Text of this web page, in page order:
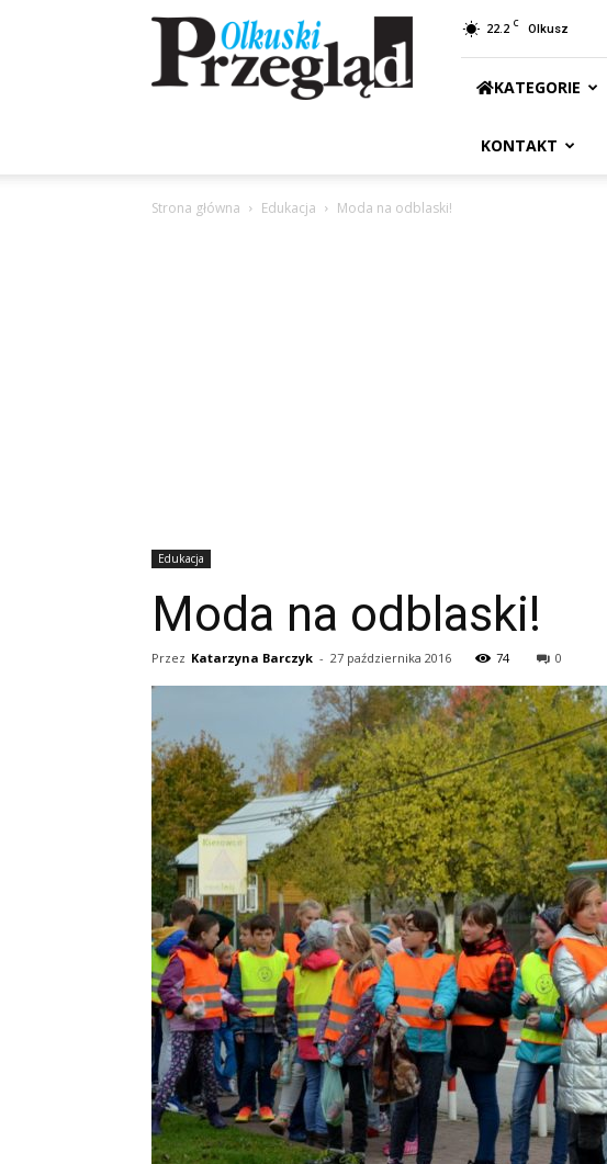
Przegląd
Olkuski
22.2 C Olkusz
KATEGORIE
KONTAKT
Strona główna Edukacja Moda na odblaski!
Edukacja
Moda na odblaski!
Przez Katarzyna Barczyk - 27 października 2016 74 0